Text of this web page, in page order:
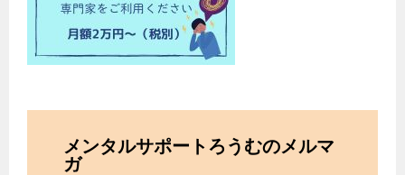
メンタルサポートろうむのメルマ
ガ